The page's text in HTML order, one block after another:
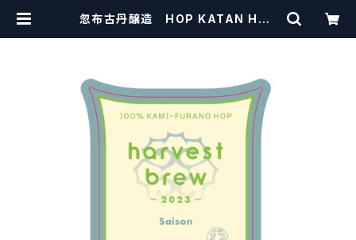
忽布古丹醸造 HOP KATAN HAR